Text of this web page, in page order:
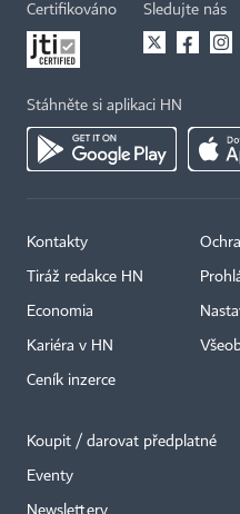
Certifikováno Sledujte nás
Stáhněte si aplikaci HN
Kontakty
Tiráž redakce HN
Economia
Kariéra v HN
Ceník inzerce
Koupit / darovat předplatné
Eventy
Newslettery